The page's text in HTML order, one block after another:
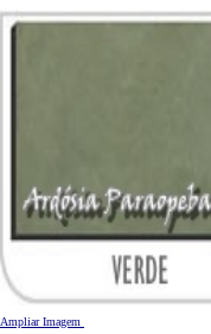
Ampliar Imagem